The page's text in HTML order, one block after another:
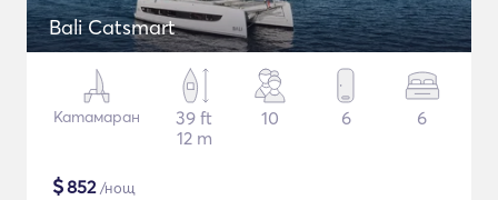
Bali Catsmart
Катамаран
39 ft
12 m
10 6 6
$852/нощ